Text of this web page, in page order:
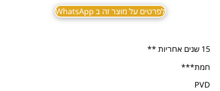
לפרטים על מוצר זה ב WhatsApp
15 שנים אחריות **
חמת***
PVD